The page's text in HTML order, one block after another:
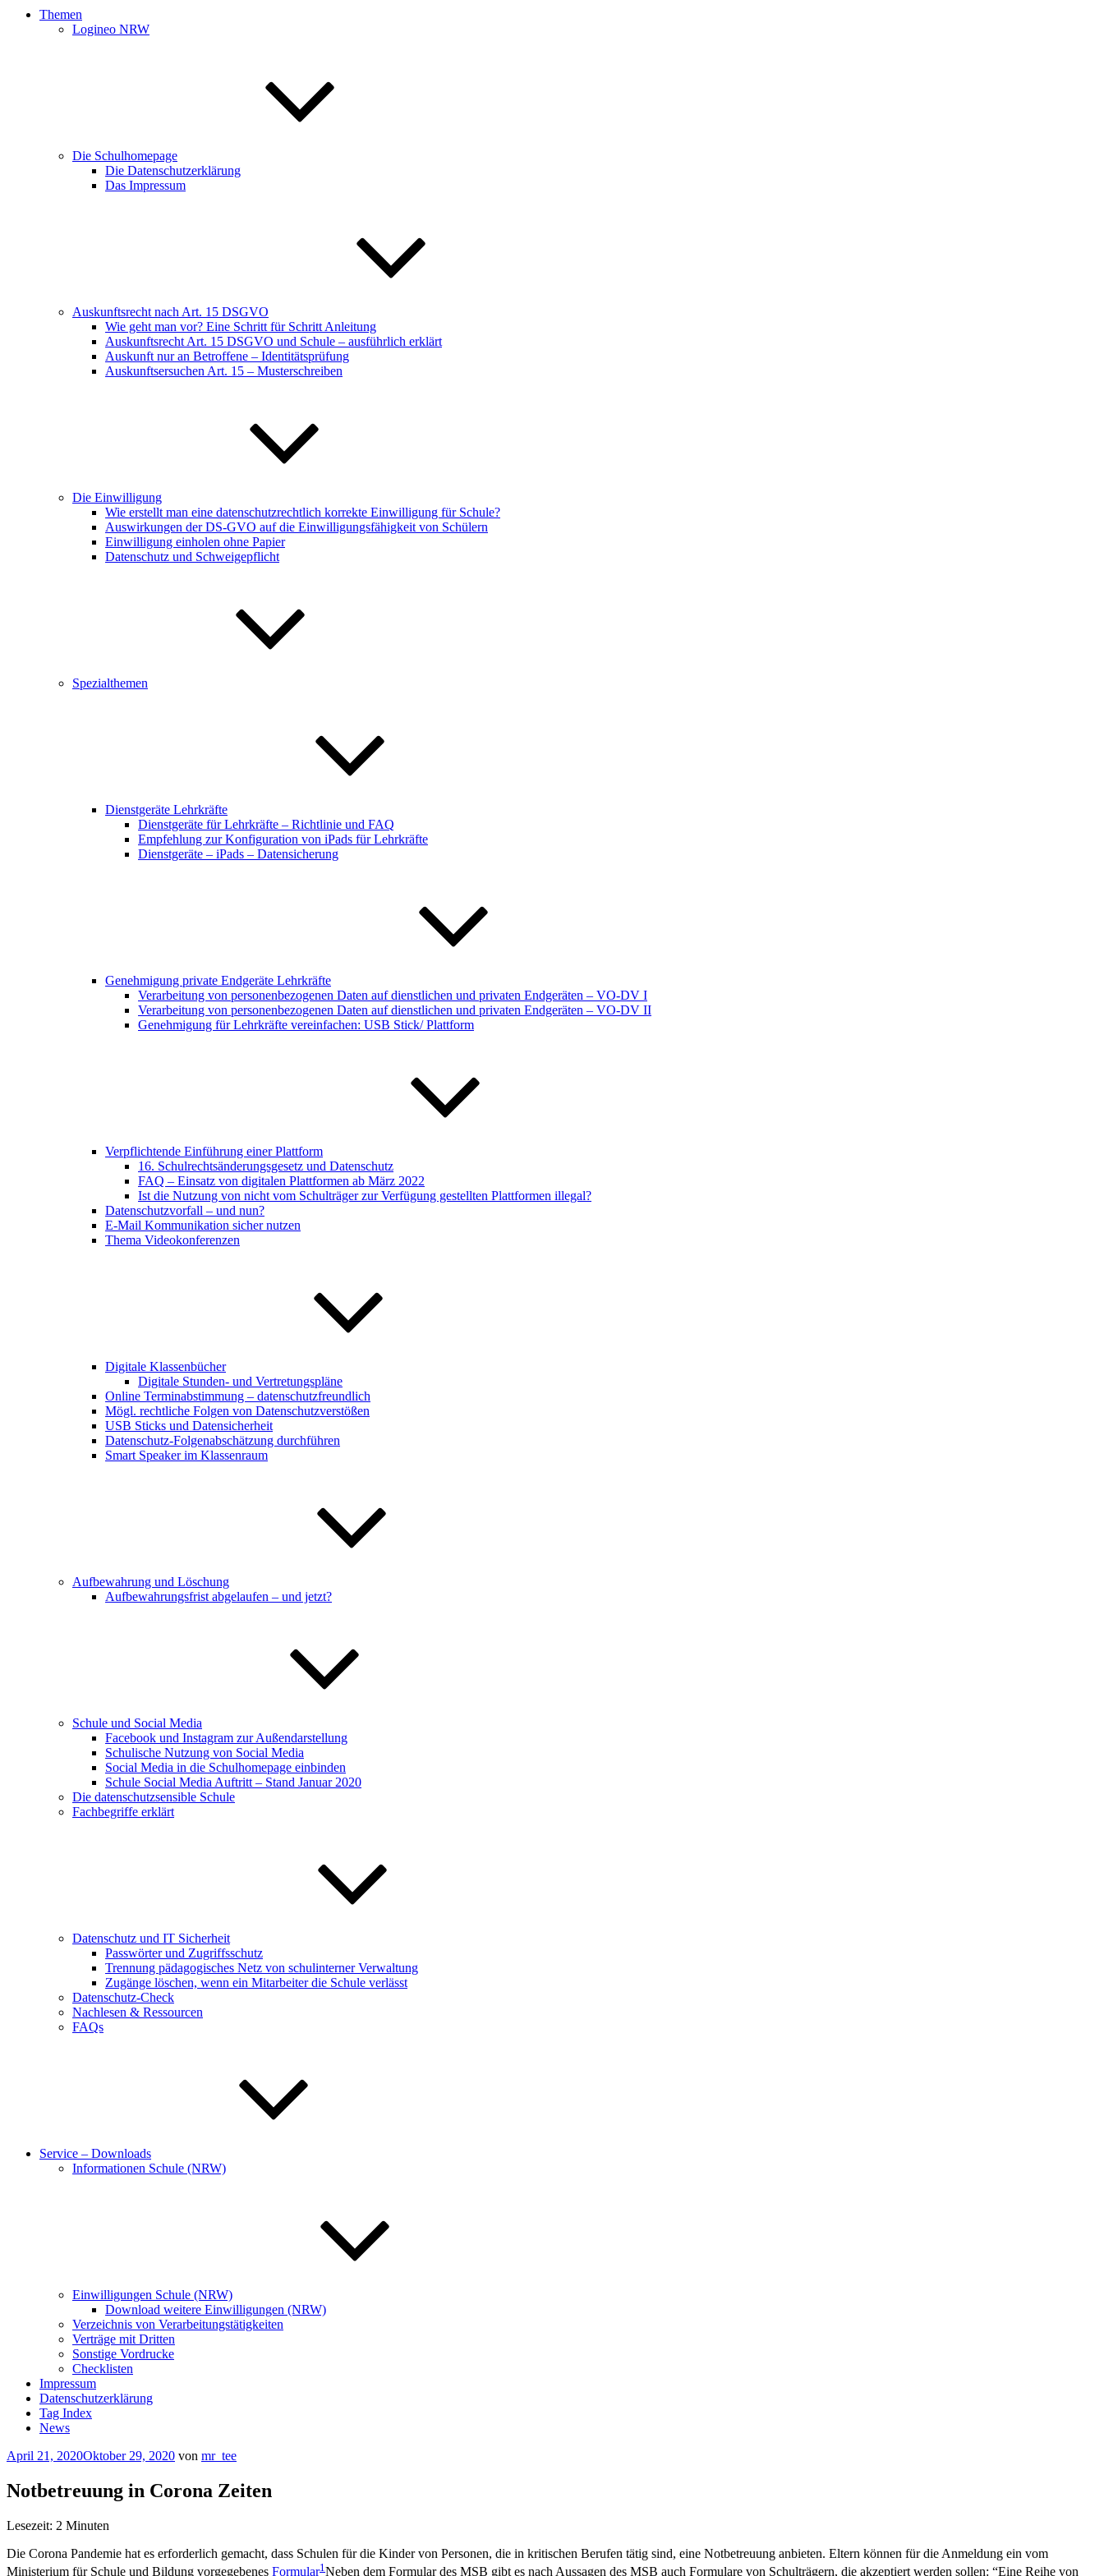
Themen
Logineo NRW
Die Schulhomepage
Die Datenschutzerklärung
Das Impressum
Auskunftsrecht nach Art. 15 DSGVO
Wie geht man vor? Eine Schritt für Schritt Anleitung
Auskunftsrecht Art. 15 DSGVO und Schule – ausführlich erklärt
Auskunft nur an Betroffene – Identitätsprüfung
Auskunftsersuchen Art. 15 – Musterschreiben
Die Einwilligung
Wie erstellt man eine datenschutzrechtlich korrekte Einwilligung für Schule?
Auswirkungen der DS-GVO auf die Einwilligungsfähigkeit von Schülern
Einwilligung einholen ohne Papier
Datenschutz und Schweigepflicht
Spezialthemen
Dienstgeräte Lehrkräfte
Dienstgeräte für Lehrkräfte – Richtlinie und FAQ
Empfehlung zur Konfiguration von iPads für Lehrkräfte
Dienstgeräte – iPads – Datensicherung
Genehmigung private Endgeräte Lehrkräfte
Verarbeitung von personenbezogenen Daten auf dienstlichen und privaten Endgeräten – VO-DV I
Verarbeitung von personenbezogenen Daten auf dienstlichen und privaten Endgeräten – VO-DV II
Genehmigung für Lehrkräfte vereinfachen: USB Stick/ Plattform
Verpflichtende Einführung einer Plattform
16. Schulrechtsänderungsgesetz und Datenschutz
FAQ – Einsatz von digitalen Plattformen ab März 2022
Ist die Nutzung von nicht vom Schulträger zur Verfügung gestellten Plattformen illegal?
Datenschutzvorfall – und nun?
E-Mail Kommunikation sicher nutzen
Thema Videokonferenzen
Digitale Klassenbücher
Digitale Stunden- und Vertretungspläne
Online Terminabstimmung – datenschutzfreundlich
Mögl. rechtliche Folgen von Datenschutzverstößen
USB Sticks und Datensicherheit
Datenschutz-Folgenabschätzung durchführen
Smart Speaker im Klassenraum
Aufbewahrung und Löschung
Aufbewahrungsfrist abgelaufen – und jetzt?
Schule und Social Media
Facebook und Instagram zur Außendarstellung
Schulische Nutzung von Social Media
Social Media in die Schulhomepage einbinden
Schule Social Media Auftritt – Stand Januar 2020
Die datenschutzsensible Schule
Fachbegriffe erklärt
Datenschutz und IT Sicherheit
Passwörter und Zugriffsschutz
Trennung pädagogisches Netz von schulinterner Verwaltung
Zugänge löschen, wenn ein Mitarbeiter die Schule verlässt
Datenschutz-Check
Nachlesen & Ressourcen
FAQs
Service – Downloads
Informationen Schule (NRW)
Einwilligungen Schule (NRW)
Download weitere Einwilligungen (NRW)
Verzeichnis von Verarbeitungstätigkeiten
Verträge mit Dritten
Sonstige Vordrucke
Checklisten
Impressum
Datenschutzerklärung
Tag Index
News
Veröffentlicht
April 21, 2020Oktober 29, 2020 von mr_tee
Notbetreuung in Corona Zeiten
Lesezeit: 2 Minuten
Die Corona Pandemie hat es erforderlich gemacht, dass Schulen für die Kinder von Personen, die in kritischen Berufen tätig sind, eine Notbetreuung anbieten. Eltern können für die Anmeldung ein vom
Ministerium für Schule und Bildung vorgegebenes Formular1 Neben dem Formular des MSB gibt es nach Aussagen des MSB auch Formulare von Schulträgern, die akzeptiert werden sollen: “Eine Reihe von